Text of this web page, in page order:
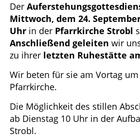
Der
Mittwoch, dem 24.
Uhr in der Pfarrkirche Strobl
Anschließend geleiten wir
zu ihrer letzten Ruhestätte
Wir beten für sie am Vortag
Pfarrkirche.
Die Möglichkeit des stillen
ab Dienstag 10 Uhr in der
Strobl.